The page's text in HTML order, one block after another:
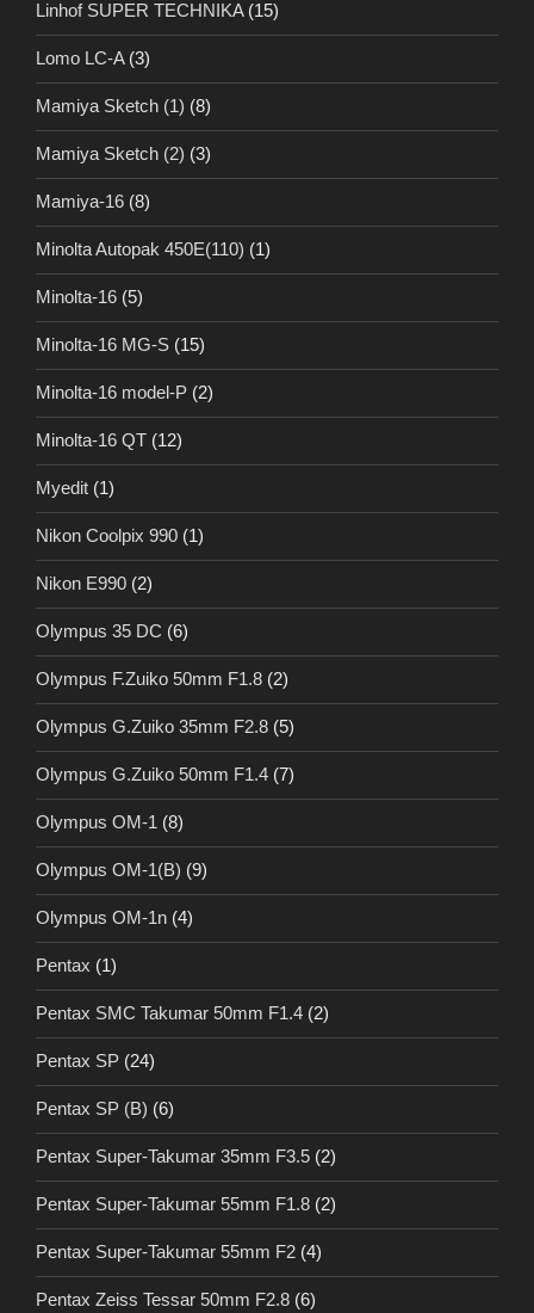
Linhof SUPER TECHNIKA(15)
Lomo LC-A(3)
Mamiya Sketch (1) (8)
Mamiya Sketch (2) (3)
Mamiya-16 (8)
Minolta Autopak 450E(110) (1)
Minolta-16 (5)
Minolta-16 MG-S (15)
Minolta-16 model-P (2)
Minolta-16 QT (12)
Myedit (1)
Nikon Coolpix 990 (1)
Nikon E990 (2)
Olympus 35 DC (6)
Olympus F.Zuiko 50mm F1.8 (2)
Olympus G.Zuiko 35mm F2.8 (5)
Olympus G.Zuiko 50mm F1.4 (7)
Olympus OM-1 (8)
Olympus OM-1(B) (9)
Olympus OM-1n (4)
Pentax (1)
Pentax SMC Takumar 50mm F1.4 (2)
Pentax SP (24)
Pentax SP (B) (6)
Pentax Super-Takumar 35mm F3.5 (2)
Pentax Super-Takumar 55mm F1.8 (2)
Pentax Super-Takumar 55mm F2 (4)
Pentax Zeiss Tessar 50mm F2.8 (6)